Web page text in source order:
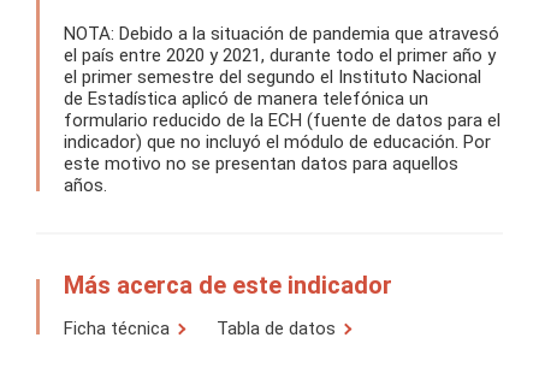
NOTA: Debido a la situación de pandemia que atravesó
el país entre 2020 y 2021, durante todo el primer año y
el primer semestre del segundo el Instituto Nacional
de Estadística aplicó de manera telefónica un
formulario reducido de la ECH (fuente de datos para el
indicador) que no incluyó el módulo de educación. Por
este motivo no se presentan datos para aquellos
años.
Más acerca de este indicador
Ficha técnica Tabla de datos